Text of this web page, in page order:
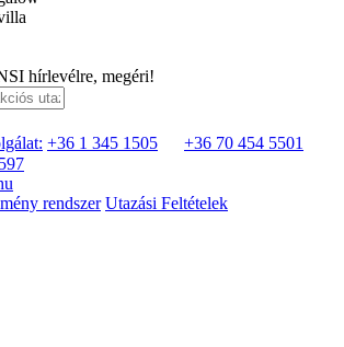
hírlevélre, megéri!
+36 1 345 1505
+36 70 454 5501
rendszer Utazási Feltételek